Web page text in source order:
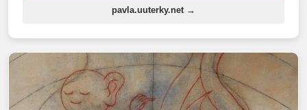
pavla.uuterky.net →